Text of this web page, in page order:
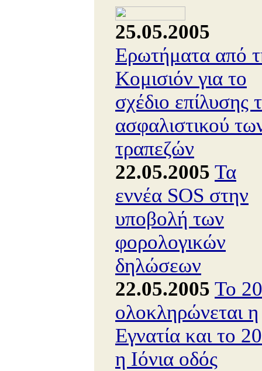
25.05.2005
Ερωτήματα από
Κομισιόν για το
σχέδιο επίλυσης
ασφαλιστικού
τραπεζών
22.05.2005 Τα
εννέα SOS στην
υποβολή των
φορολογικών
δηλώσεων
22.05.2005 Το
ολοκληρώνεται η
Εγνατία και το
η Ιόνια οδός